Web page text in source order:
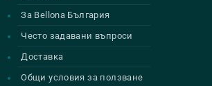
За Bellona България
Често задавани въпроси
Доставка
Общи условия за ползване